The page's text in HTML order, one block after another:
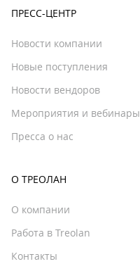
ПРЕСС-ЦЕНТР
Новости компании
Новые поступления
Новости вендоров
Мероприятия и вебинары
Пресса о нас
О ТРЕОЛАН
О компании
Работа в Treolan
Контакты